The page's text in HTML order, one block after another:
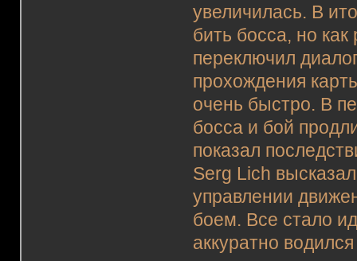
увеличилась. В
бить босса, но
переключил
прохождения
очень быстро. В
босса и бой
показал
Serg Lich
управлении
боем. Все стало
аккуратно